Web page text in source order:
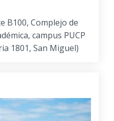
B100, Complejo de
campus PUCP
1801, San Miguel)